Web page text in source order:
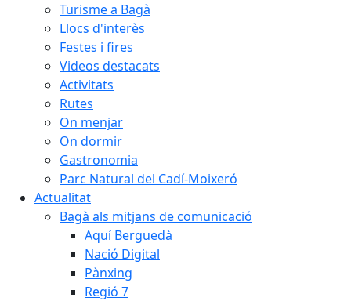
Turisme a Bagà
Llocs d'interès
Festes i fires
Videos destacats
Activitats
Rutes
On menjar
On dormir
Gastronomia
Parc Natural del Cadí-Moixeró
Actualitat
Bagà als mitjans de comunicació
Aquí Berguedà
Nació Digital
Pànxing
Regió 7